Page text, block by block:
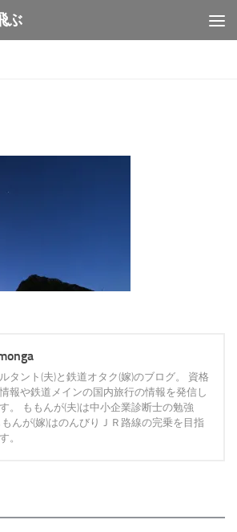
プ
ぶ
タント(夫)と鉄道オタク(嫁)のブログ。 資格
報や鉄道メインの国内旅行の情報を発信し
。 ももんが(夫)は中小企業診断士の勉強
んが(嫁)はのんびりＪＲ路線の完乗を目指
。